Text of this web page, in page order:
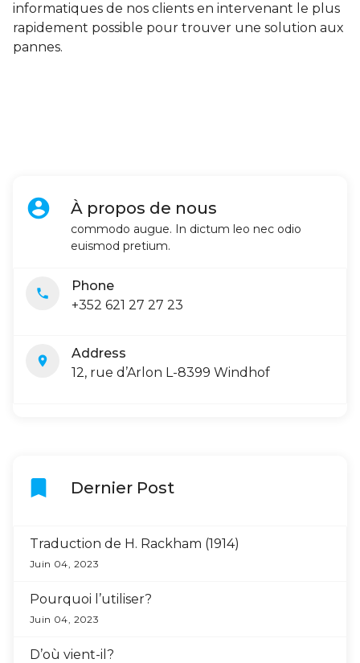
informatiques de nos clients en intervenant le plus
rapidement possible pour trouver une solution aux
pannes.
account_circle À propos de nous
commodo augue. In dictum leo nec odio
euismod pretium.
local_phone
Phone
+352 621 27 27 23
location_on
Address
12, rue d’Arlon L-8399 Windhof
bookmark Dernier Post
Traduction de H. Rackham (1914)
Juin 04, 2023
Pourquoi l’utiliser?
Juin 04, 2023
D’où vient-il?